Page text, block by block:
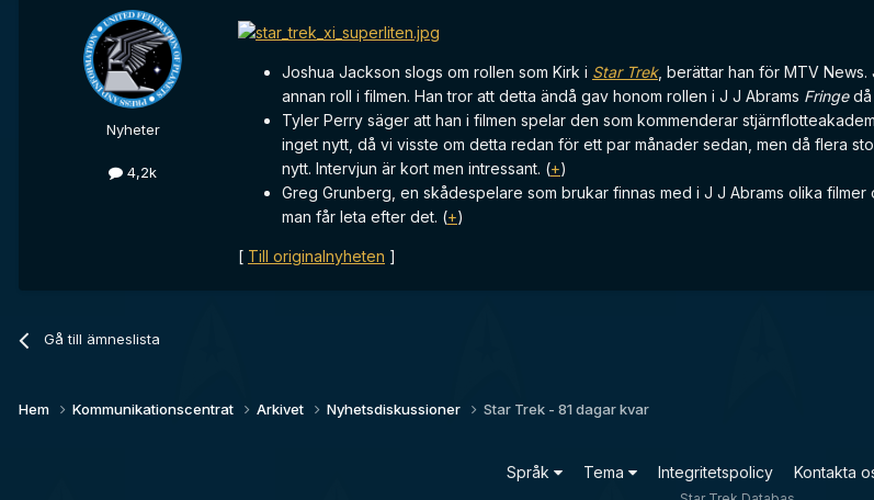
Nyheter
4,2k
Joshua Jackson slogs om rollen som Kirk i Star Trek, berättar han för MTV News.
annan roll i filmen. Han tror att detta ändå gav honom rollen i J J Abrams Fringedå
Tyler Perry säger att han i filmen spelar den som kommenderar
inget nytt, då vi visste om detta redan för ett par månader sedan, men då flera
nytt. Intervjun är kort men intressant. (+)
Greg Grunberg, en skådespelare som brukar finnas med i J J Abrams olika
man får leta efter det. (+)
[ Till originalnyheten ]
Gå till ämneslista
Hem Kommunikationscentrat Arkivet Nyhetsdiskussioner Star Trek - 81 dagar kvar
Språk Tema Integritetspolicy Kontakta